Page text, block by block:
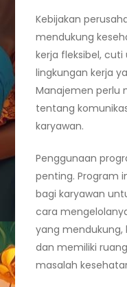
Kebijakan
mendukung
kerja fleksibel,
lingkungan kerja
Manajemen perlu
tentang
karyawan.
Penggunaan
penting. Program
bagi karyawan
cara
yang mendukung,
dan memiliki
masalah